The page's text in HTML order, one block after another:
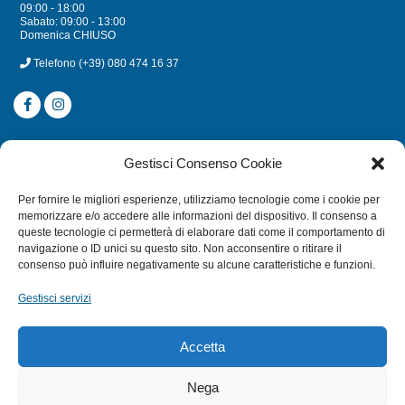
Gestisci Consenso Cookie
Per fornire le migliori esperienze, utilizziamo tecnologie come i cookie per
memorizzare e/o accedere alle informazioni del dispositivo. Il consenso a
queste tecnologie ci permetterà di elaborare dati come il comportamento di
navigazione o ID unici su questo sito. Non acconsentire o ritirare il
consenso può influire negativamente su alcune caratteristiche e funzioni.
Gestisci servizi
Accetta
Nega
09:00 - 18:00
Sabato: 09:00 - 13:00
Domenica CHIUSO
Telefono (+39) 080 474 16 37
CATEGORIE
MULINELLI
CANNE
ACCESSORI NAUTICI